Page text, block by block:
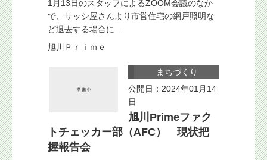
1月13日のスタッフによるZOOM会議のなか
で、サッシ屋さんより市営住宅の網戸照明な
ど退去する場合に...
旭川Ｐｒｉｍｅ
まちづくり
公開日：2024年01月14
日
旭川Primeファク
トチェッカー部（AFC） 現状把
握報告会